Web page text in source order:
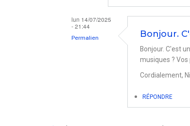
lun 14/07/2025
- 21:44
Permalien Bonjour.
Bonjour. C'est
musiques ? Vos
Cordialement,
RÉPONDRE